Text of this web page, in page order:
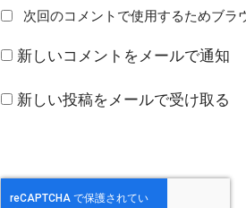
次回のコメントで使用するためブラ
新しいコメントをメールで通知
新しい投稿をメールで受け取る